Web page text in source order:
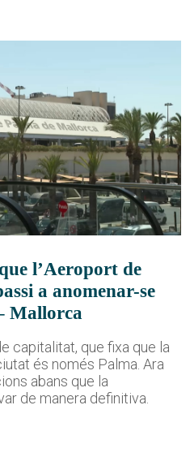
l’Aeroport de
a anomenar-se
Mallorca
capitalitat, que fixa que la
és només Palma. Ara
abans que la
de manera definitiva.